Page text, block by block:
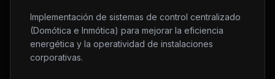
Implementación de sistemas de control centralizado
(Domótica e Inmótica) para mejorar la eficiencia
energética y la operatividad de instalaciones
corporativas.